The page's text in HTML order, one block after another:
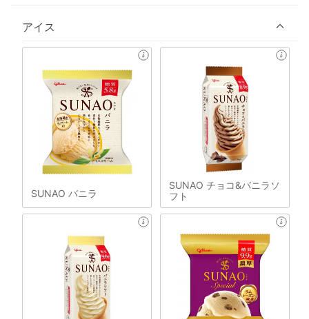
アイス
SUNAO バニラ
SUNAO チョコ&バニラソ
フト